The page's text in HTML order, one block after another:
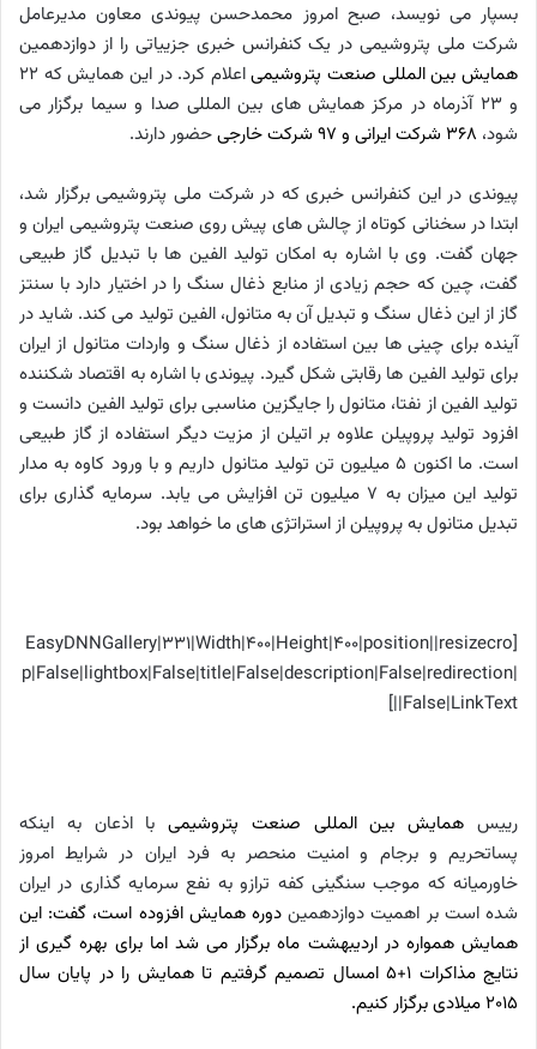
بسپار می نویسد، صبح امروز محمدحسن پیوندی معاون مدیرعامل
شرکت ملی پتروشیمی در یک کنفرانس خبری جزییاتی را از دوازدهمین
همایش بین المللی صنعت پتروشیمی
اعلام کرد. در این همایش که 22
و 23 آذرماه در مرکز همایش های بین المللی صدا و سیما برگزار می
شود، 368 شرکت ایرانی و 97 شرکت خارجی حضور دارند.
پیوندی در این کنفرانس خبری که در شرکت ملی پتروشیمی برگزار شد،
ابتدا در سخنانی کوتاه از چالش های پیش روی صنعت پتروشیمی ایران و
جهان گفت. وی با اشاره به امکان تولید الفین ها با تبدیل گاز طبیعی
گفت، چین که حجم زیادی از منابع ذغال سنگ را در اختیار دارد با سنتز
گاز از این ذغال سنگ و تبدیل آن به متانول، الفین تولید می کند. شاید در
آینده برای چینی ها بین استفاده از ذغال سنگ و واردات متانول از ایران
برای تولید الفین ها رقابتی شکل گیرد. پیوندی با اشاره به اقتصاد شکننده
تولید الفین از نفتا، متانول را جایگزین مناسبی برای تولید الفین دانست و
افزود تولید پروپیلن علاوه بر اتیلن از مزیت دیگر استفاده از گاز طبیعی
است. ما اکنون 5 میلیون تن تولید متانول داریم و با ورود کاوه به مدار
تولید این میزان به 7 میلیون تن افزایش می یابد. سرمایه گذاری برای
تبدیل متانول به پروپیلن از استراتژی های ما خواهد بود.
[EasyDNNGallery|331|Width|400|Height|400|position||resizecro
p|False|lightbox|False|title|False|description|False|redirection|
False|LinkText||]
رییس همایش بین المللی صنعت پتروشیمیبا اذعان به اینکه
پساتحریم و برجام و امنیت منحصر به فرد ایران در شرایط امروز
خاورمیانه که موجب سنگینی کفه ترازو به نفع سرمایه گذاری در ایران
شده است بر اهمیت دوازدهمین دوره همایش افزوده است، گفت: این
همایش همواره در اردیبهشت ماه برگزار می شد اما برای بهره گیری از
نتایج مذاکرات 1+5 امسال تصمیم گرفتیم تا همایش را در پایان سال
2015 میلادی برگزار کنیم.